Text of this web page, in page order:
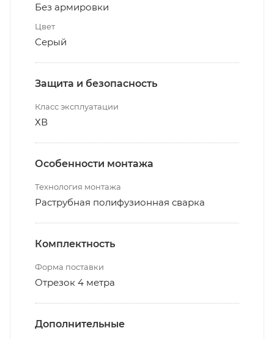
Без армировки
Цвет
Серый
Защита и безопасность
Класс эксплуатации
ХВ
Особенности монтажа
Технология монтажа
Раструбная полифузионная сварка
Комплектность
Форма поставки
Отрезок 4 метра
Дополнительные